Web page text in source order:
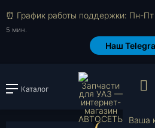
⏰ График работы поддержки: Пн-
5 мин.
Наш
Каталог Войти или
Ваша